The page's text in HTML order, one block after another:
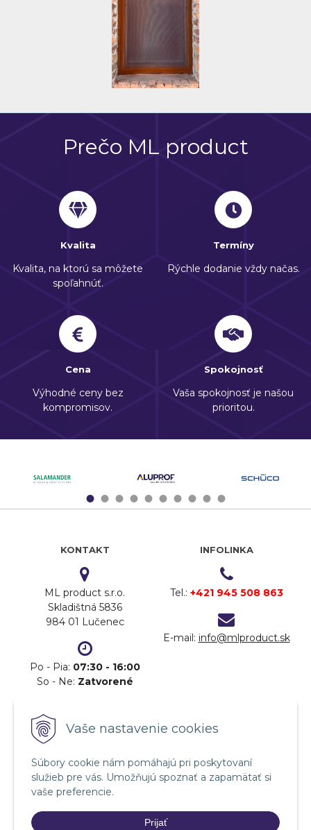
Vaše nastavenie cookies
Súbory cookie nám pomáhajú pri poskytovaní
služieb pre vás. Umožňujú spoznať a zapamätať si
vaše preferencie.
Prijať
Prečo ML product
Kvalita
Kvalita, na ktorú sa môžete
spoľahnúť.
Termíny
Rýchle dodanie vždy načas.
Cena
Výhodné ceny bez
kompromisov.
Spokojnosť
Vaša spokojnosť je našou
prioritou.
12345678910
KONTAKT
ML product s.r.o.
Skladištná 5836
984 01 Lučenec
Po - Pia: 07:30 - 16:00
So - Ne: Zatvorené
INFOLINKA
Tel.: +421 945 508 863
E-mail: info@mlproduct.sk